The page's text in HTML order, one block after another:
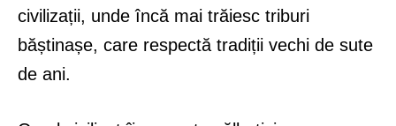
civilizații, unde încă mai trăiesc triburi
băștinașe, care respectă tradiții vechi de sute
de ani.